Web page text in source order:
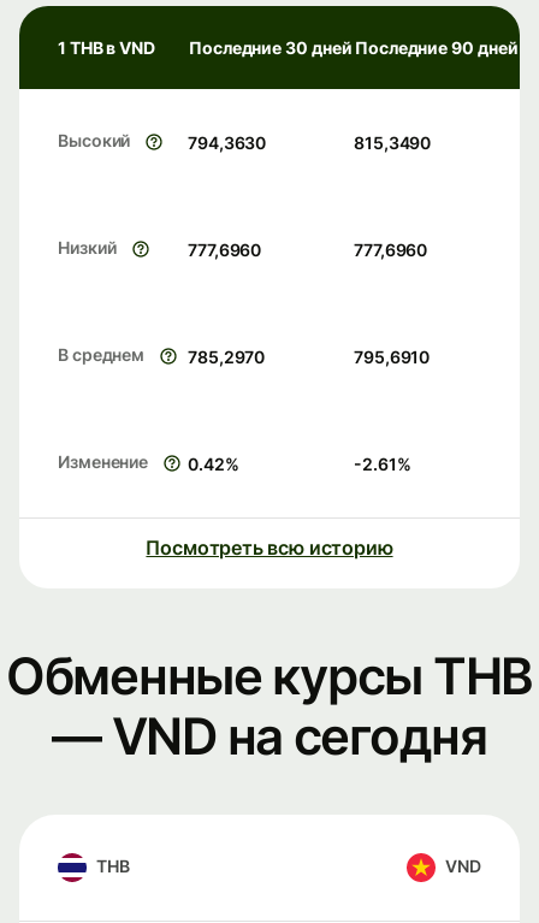
1 THB в VND Последние 30 дней Последние 90 дней
Высокий 794,3630 815,3490
Низкий 777,6960 777,6960
В среднем 785,2970 795,6910
Изменение 0.42% -2.61%
Посмотреть всю историю
Обменные курсы THB
— VND на сегодня
THB VND